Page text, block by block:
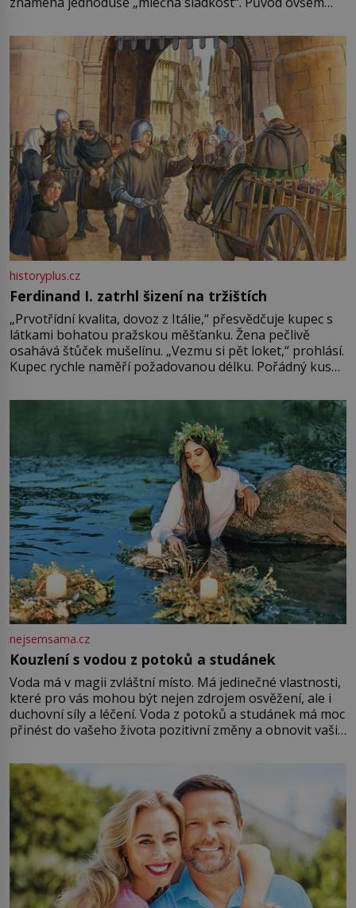
pře hned několik latinskoamerických zemí a k tomu
Francie, kde se traduje,
historyplus.cz
Ferdinand I. zatrhl šizení na tržištích
„Prvotřídní kvalita, dovoz z Itálie,“ přesvědčuje kupec s
látkami bohatou pražskou měšťanku. Žena pečlivě
osahává štůček mušelínu. „Vezmu si pět loket,“ prohlásí.
Kupec rychle naměří požadovanou délku. Pořádný kus
milostpaní. Stačí jenom na sukni,“ zhodnotí švadlena
množství růžového mušelínu. „Ošidili vás, podívejte.“
Vezme do ruky dřevěnou
nejsemsama.cz
Kouzlení s vodou z potoků a studánek
Voda má v magii zvláštní místo. Má jedinečné vlastnosti,
které pro vás mohou být nejen zdrojem osvěžení, ale i
duchovní síly a léčení. Voda z potoků a studánek má moc
přinést do vašeho života pozitivní změny a obnovit vaši
můžete obohatit své rituály a přinést do svého života
větší harmonii a klid. Je důležité